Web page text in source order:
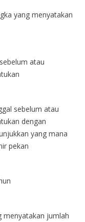
yang menyatakan
atau
sebelum atau
dengan
yang mana
pekan
menyatakan jumlah